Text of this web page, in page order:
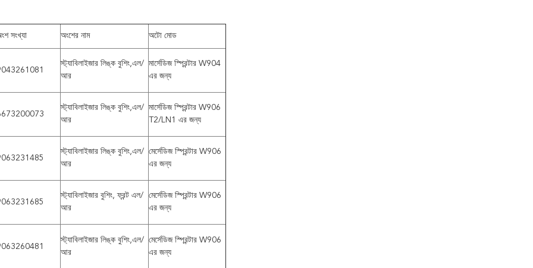
সংখ্যা অংশের নাম অটো মোড
স্ট্যাবিলাইজার লিঙ্ক বুশিং,এল/
আর
মার্সেডিজ স্প্রিন্টার W904
এর জন্য
স্ট্যাবিলাইজার লিঙ্ক বুশিং,এল/
আর
মার্সেডিজ স্প্রিন্টার W906
T2/LN1 এর জন্য
স্ট্যাবিলাইজার লিঙ্ক বুশিং,এল/
আর
মের্সেডিজ স্প্রিন্টার W906
এর জন্য
স্ট্যাবিলাইজার বুশিং, ফ্রন্ট এল/
আর
মের্সেডিজ স্প্রিন্টার W906
এর জন্য
স্ট্যাবিলাইজার লিঙ্ক বুশিং,এল/
আর
মের্সেডিজ স্প্রিন্টার W906
এর জন্য